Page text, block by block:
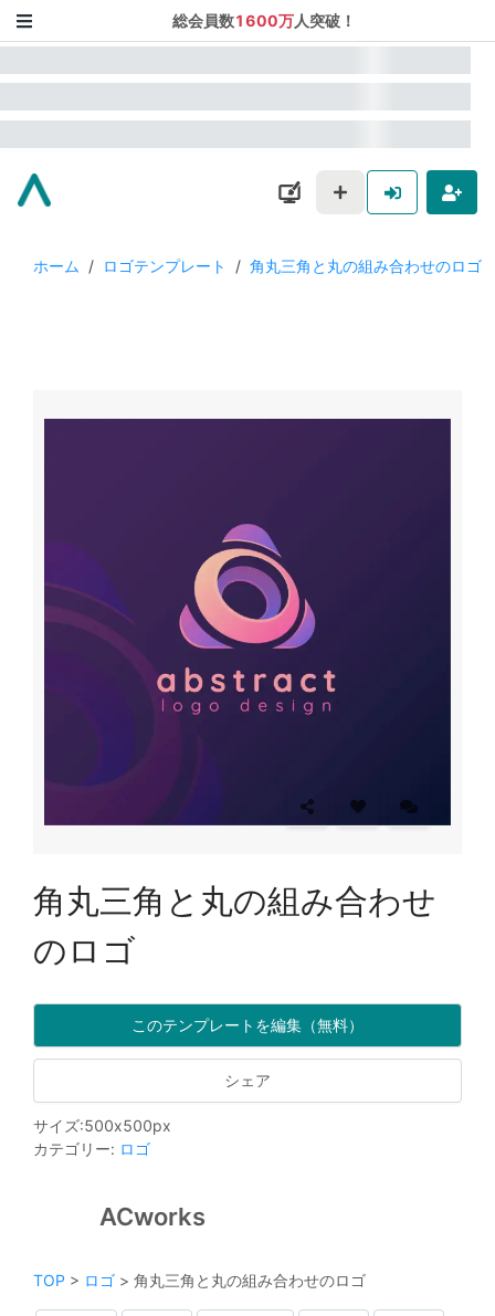
総会員数1600万人突破！
ホーム / ロゴテンプレート / 角丸三角と丸の組み合わせのロゴ
角丸三角と丸の組み合わせ
のロゴ
このテンプレートを編集（無料）
シェア
サイズ:500x500px
カテゴリー: ロゴ
ACworks
TOP > ロゴ > 角丸三角と丸の組み合わせのロゴ